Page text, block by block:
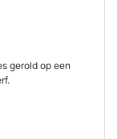
gerold op een